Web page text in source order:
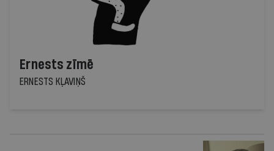
Ernests zīmē
ERNESTS KĻAVIŅŠ